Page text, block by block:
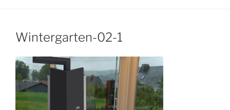
Wintergarten-02-1